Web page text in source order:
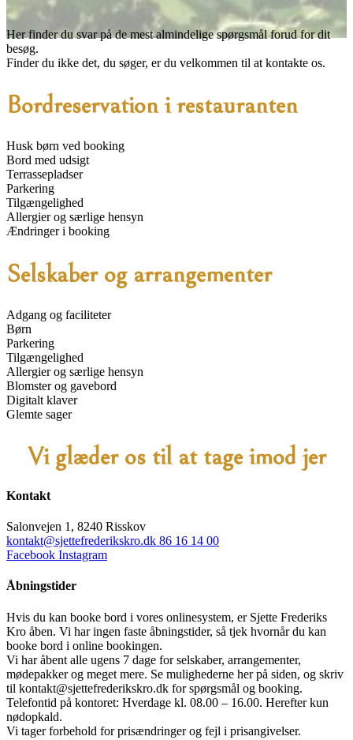
Her finder du svar på de mest almindelige spørgsmål forud for dit
besøg.
Finder du ikke det, du søger, er du velkommen til at kontakte os.
Bordreservation i restauranten
Husk børn ved booking
Bord med udsigt
Terrassepladser
Parkering
Tilgængelighed
Allergier og særlige hensyn
Ændringer i booking
Selskaber og arrangementer
Adgang og faciliteter
Børn
Parkering
Tilgængelighed
Allergier og særlige hensyn
Blomster og gavebord
Digitalt klaver
Glemte sager
Vi glæder os til at tage imod jer
Kontakt
Salonvejen 1, 8240 Risskov
kontakt@sjettefrederikskro.dk 86 16 14 00
Facebook Instagram
Åbningstider
Hvis du kan booke bord i vores onlinesystem, er Sjette Frederiks
Kro åben. Vi har ingen faste åbningstider, så tjek hvornår du kan
booke bord i online bookingen.
Vi har åbent alle ugens 7 dage for selskaber, arrangementer,
mødepakker og meget mere. Se mulighederne her på siden, og skriv
til kontakt@sjettefrederikskro.dk for spørgsmål og booking.
Telefontid på kontoret: Hverdage kl. 08.00 – 16.00. Herefter kun
nødopkald.
Vi tager forbehold for prisændringer og fejl i prisangivelser.